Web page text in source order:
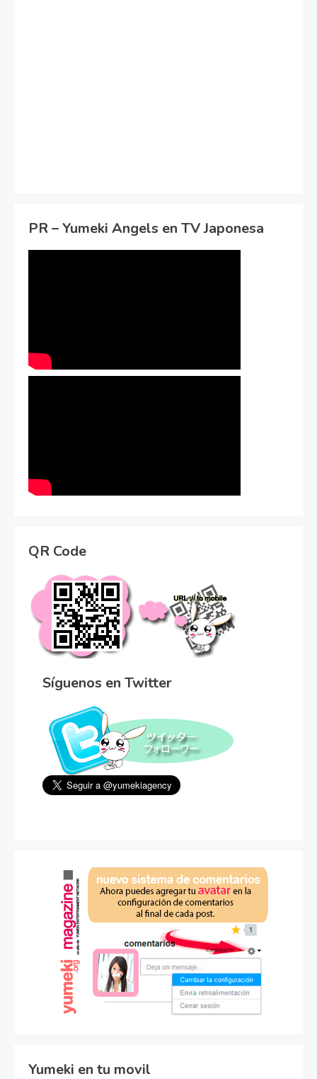
PR – Yumeki Angels en TV Japonesa
QR Code
Síguenos en Twitter
Yumeki en tu movil